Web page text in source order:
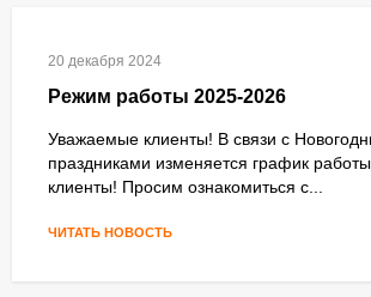
20 декабря 2024
Режим работы 2025-2026
Уважаемые клиенты! В связи с
праздниками изменяется график
клиенты! Просим ознакомиться с...
ЧИТАТЬ НОВОСТЬ